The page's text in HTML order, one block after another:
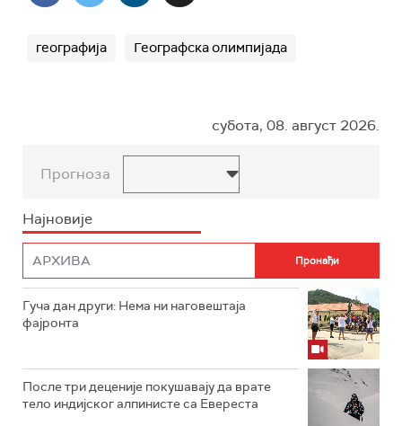
географија Географска олимпијада
субота, 08. август 2026.
Прогноза
Најновије
Гуча дан други: Нема ни наговештаја
фајронта
После три деценије покушавају да врате
тело индијског алпинисте са Евереста